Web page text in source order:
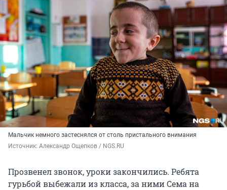
Мальчик немного застеснялся от столь пристального внимания
Источник: Александр Ощепков / NGS.RU
Прозвенел звонок, уроки закончились. Ребята
гурьбой выбежали из класса, за ними Сема на